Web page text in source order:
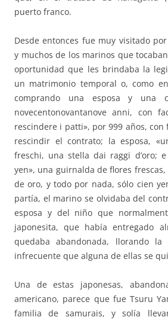
puerto franco.
Desde entonces fue muy visitado
y muchos de los marinos que
oportunidad que les brindaba la
un matrimonio temporal o, como
comprando una esposa y una
novecentonovantanove anni, con
rescindere i patti», por 999 años, con
rescindir el contrato; la esposa,
freschi, una stella dai raggi d’oro;
yen», una guirnalda de flores
de oro, y todo por nada, sólo cien
partía, el marino se olvidaba del
esposa y del niño que
japonesita, que había entregado
quedaba abandonada, llorando
infrecuente que alguna de ellas se
Una de estas japonesas,
americano, parece que fue Tsuru
familia de samurais, y solía